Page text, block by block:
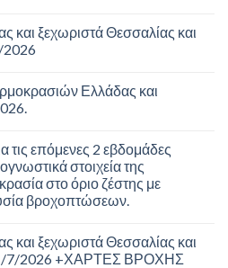
ξεχωριστά Θεσσαλίας και
2026
Ελλάδας και
τις επόμενες 2 εβδομάδες
στοιχεία της
στο όριο ζέστης με
βροχοπτώσεων.
ξεχωριστά Θεσσαλίας και
7/2026 +ΧΑΡΤΕΣ ΒΡΟΧΗΣ